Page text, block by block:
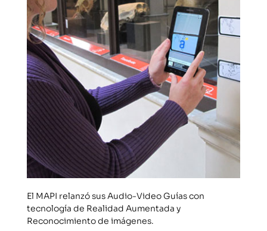
El MAPI relanzó sus Audio-Video Guías con
tecnología de Realidad Aumentada y
Reconocimiento de imágenes.